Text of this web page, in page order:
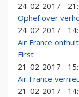
24-02-2017 -
Ophef over
24-02-2017 -
Air France
First
21-02-2017 -
Air France
21-02-2017 -